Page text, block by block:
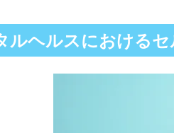
アとは
ルヘルスにおける